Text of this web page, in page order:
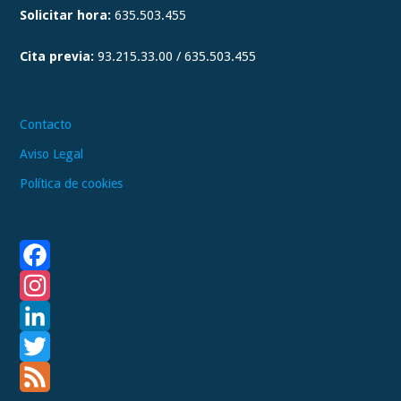
r
m
Solicitar hora: 635.503.455
Cita previa: 93.215.33.00 / 635.503.455
Contacto
Aviso Legal
Política de cookies
F
a
c
e
n
s
L
T